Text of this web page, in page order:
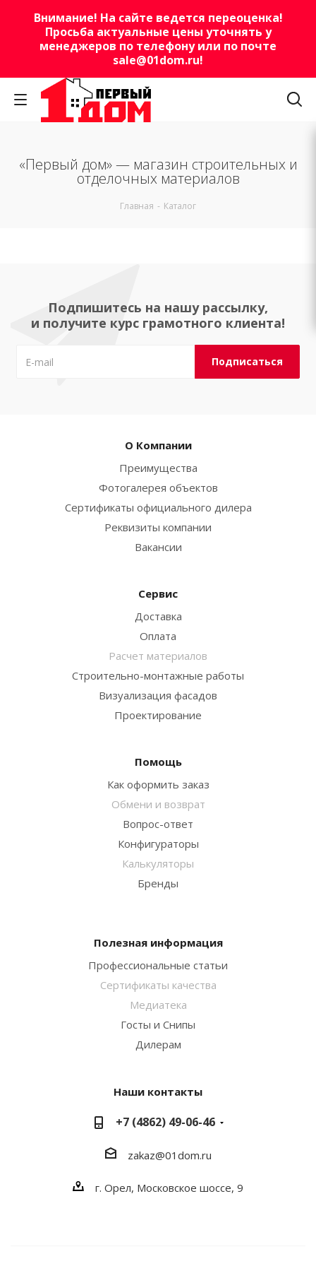
Внимание! На сайте ведется переоценка!
Просьба актуальные цены уточнять у
менеджеров по телефону или по почте
sale@01dom.ru!
«Первый дом» — магазин строительных и
отделочных материалов
Главная - Каталог
Подпишитесь на нашу рассылку,
и получите курс грамотного клиента!
О Компании
Преимущества
Фотогалерея объектов
Сертификаты официального дилера
Реквизиты компании
Вакансии
Сервис
Доставка
Оплата
Расчет материалов
Строительно-монтажные работы
Визуализация фасадов
Проектирование
Помощь
Как оформить заказ
Обмени и возврат
Вопрос-ответ
Конфигураторы
Калькуляторы
Бренды
Полезная информация
Профессиональные статьи
Сертификаты качества
Медиатека
Госты и Снипы
Дилерам
Наши контакты
+7 (4862) 49-06-46
zakaz@01dom.ru
г. Орел, Московское шоссе, 9